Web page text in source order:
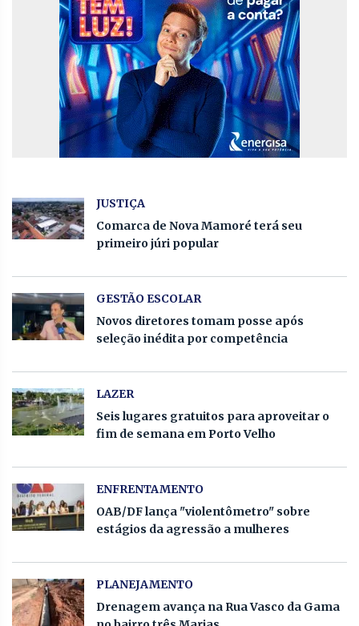
JUSTIÇA
Comarca de Nova Mamoré terá seu
primeiro júri popular
GESTÃO ESCOLAR
Novos diretores tomam posse após
seleção inédita por competência
LAZER
Seis lugares gratuitos para aproveitar o
fim de semana em Porto Velho
ENFRENTAMENTO
OAB/DF lança "violentômetro" sobre
estágios da agressão a mulheres
PLANEJAMENTO
Drenagem avança na Rua Vasco da Gama